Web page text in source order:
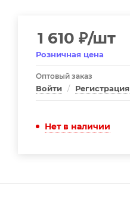
1 610 ₽/шт
Розничная цена
Оптовый заказ
Войти / Регистрация
Нет в наличии